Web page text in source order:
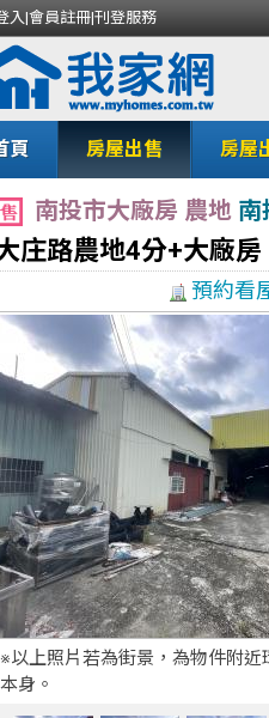
入|會員註冊|刊登服務
頁 房屋出售 房屋
南投市大廠房 農地 南
庄路農地4分+大廠房
預約看
※以上照片若為街景，為物件附近
本身。